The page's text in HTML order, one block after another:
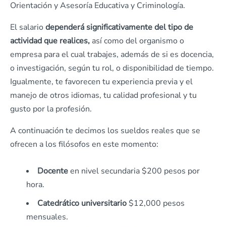
Orientación y Asesoría Educativa y Criminología.
El salario dependerá significativamente del tipo de
actividad que realices, así como del organismo o
empresa para el cual trabajes, además de si es docencia,
o investigación, según tu rol, o disponibilidad de tiempo.
Igualmente, te favorecen tu experiencia previa y el
manejo de otros idiomas, tu calidad profesional y tu
gusto por la profesión.
A continuación te decimos los sueldos reales que se
ofrecen a los filósofos en este momento:
Docenteen nivel secundaria $200 pesos por
hora.
Catedrático universitario $12,000 pesos
mensuales.